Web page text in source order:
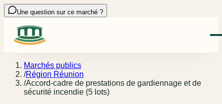
Une question sur ce marché ?
Marchés publics
/Région Réunion
/Accord-cadre de prestations de gardiennage et de
sécurité incendie (5 lots)